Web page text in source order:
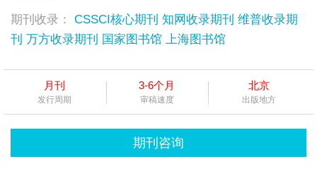
期刊收录：
CSSCI核心期刊 知网收录期刊 维普收录期
刊 万方收录期刊 国家图书馆 上海图书馆
月刊
发行周期
3-6个月
审稿速度
北京
出版地方
期刊咨询